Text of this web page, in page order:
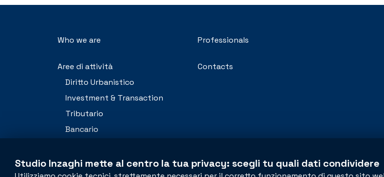
Who we are
Aree di attività
Diritto Urbanistico
Investment & Transaction
Tributario
Bancario
Contenzioso
Professionals
Contacts
Studio Inzaghi mette al centro la tua privacy: scegli tu quali dati condividere